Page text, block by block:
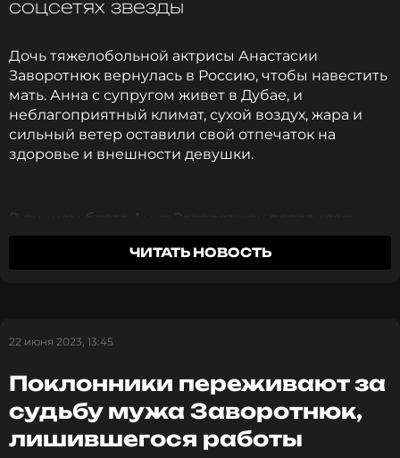
соцсетях звезды
Дочь тяжелобольной актрисы Анастасии
Заворотнюк вернулась в Россию, чтобы навестить
мать. Анна с супругом живет в Дубае, и
неблагоприятный климат, сухой воздух, жара и
сильный ветер оставили свой отпечаток на
здоровье и внешности девушки.
В личном блоге Анна Заворотнюк поделилась
кадрами с процедуры по восстановлению кожи.
Девушка призналась, что найти надежного
Мать блогера на протяжении нескольких лет не
появляется на публике из-за серьезной болезни.
Все реже в свет выходит и супруг актрисы
ЧИТАТЬ НОВОСТЬ
22 июня 2023, 13:45
Поклонники переживают за
судьбу мужа Заворотнюк,
лишившегося работы